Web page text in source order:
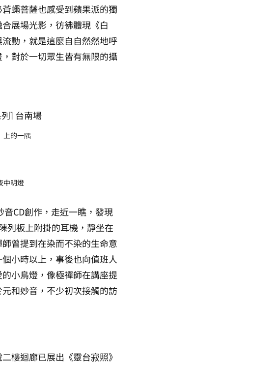
蠅菩薩也感受到蘋果派的獨
展場光影，彷彿體現《白
動，就是這麼自自然然地呼
對於一切眾生皆有無限的攝
上的一隅
中明燈
CD創作，走近一瞧，發現
列板上附掛的耳機，靜坐在
曾提到在染而不染的生命意
小時以上，事後也向值班人
小鳥燈，像極禪師在講座提
和妙音，不少初次接觸的訪
樓迴廊已展出《靈台寂照》